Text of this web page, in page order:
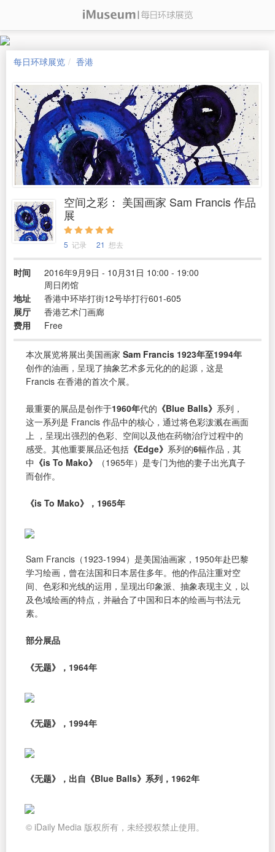
每日环球展览 香港
空间之彩： 美国画家 Sam Francis 作品
展
5 记录 21 想去
时间
2016年9月9日 - 10月31日 10:00 - 19:00
周日闭馆
地址
香港中环毕打街12号毕打行601-605
展厅
香港艺术门画廊
费用
Free
本次展览将展出美国画家 Sam Francis 1923年至1994年
创作的油画，呈现了抽象艺术多元化的的起源，这是
Francis 在香港的首次个展。
最重要的展品是创作于1960年代的 《Blue Balls》 系列，
这一系列是 Francis 作品中的核心，通过将色彩泼溅在画面
上 ，呈现出强烈的色彩、空间以及他在药物治疗过程中的
感受。其他重要展品还包括 《Edge》 系列的6幅作品，其
中 《is To Mako》
（1965年）是专门为他的妻子出光真子
而创作。
《is To Mako》，1965年
Sam Francis（1923-1994）是美国油画家，1950年赴巴黎
学习绘画，曾在法国和日本居住多年。他的作品注重对空
间、色彩和光线的运用，呈现出印象派、抽象表现主义，以
及色域绘画的特点，并融合了中国和日本的绘画与书法元
素。
部分展品
《无题》，1964年
《无题》，1994年
《无题》，出自《Blue Balls》系列，1962年
© iDaily Media 版权所有，未经授权禁止使用。